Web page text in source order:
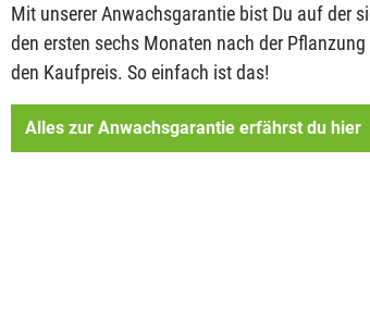
Mit unserer Anwachsgarantie bist Du auf der
den ersten sechs Monaten nach der
den Kaufpreis. So einfach ist das!
Alles zur Anwachsgarantie erfährst du hier